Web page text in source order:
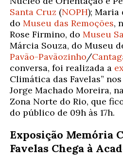
Santa Cruz (NOPH); Maria
do Museu das Remoções,
Rose Firmino, do Museu
Márcia Souza, do Museu
Pavão-Pavãozinho/
conversa, foi realizada a
Climática das Favelas”
Jorge Machado Moreira,
Zona Norte do Rio, que
do público de 09h às 17h.
Exposição Memória
Favelas Chega à